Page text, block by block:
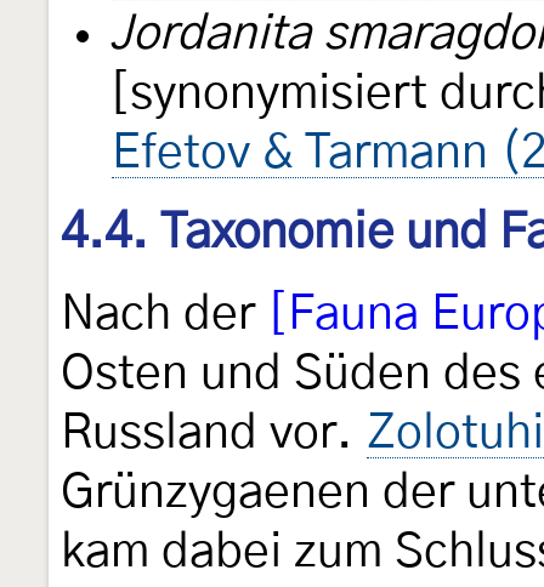
Jordanita
[synonymisiert
Efetov & Tarmann
4.4. Taxonomie und
Nach der
[Fauna
Osten und Süden des
Russland vor.
Grünzygaenen der
kam dabei zum